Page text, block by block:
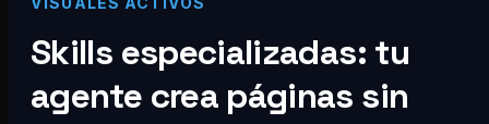
Skills especializadas: tu
agente crea páginas sin